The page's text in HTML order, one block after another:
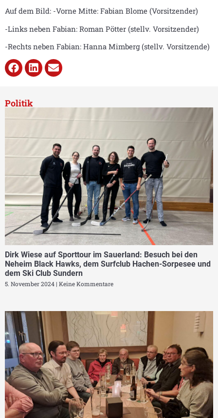
Auf dem Bild: -Vorne Mitte: Fabian Blome (Vorsitzender)
-Links neben Fabian: Roman Pötter (stellv. Vorsitzender)
-Rechts neben Fabian: Hanna Mimberg (stellv. Vorsitzende)
Politik
Dirk Wiese auf Sporttour im Sauerland: Besuch bei den
Neheim Black Hawks, dem Surfclub Hachen-Sorpesee und
dem Ski Club Sundern
5. November 2024 Keine Kommentare